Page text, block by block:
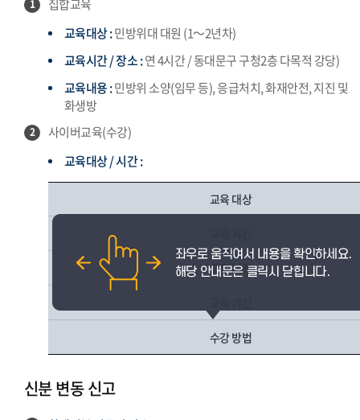
1
집합교육
교육대상 :민방위대 대원 (1～2년차)
교육시간 / 장소 :연 4시간 / 동대문구 구청2층 다목적 강당)
교육내용 :민방위 소양(임무 등), 응급처치, 화재안전, 지진 및
화생방
2
사이버교육(수강)
교육대상 / 시간 :
교육 대상
교육 내용
수강 방법
신분 변동 신고